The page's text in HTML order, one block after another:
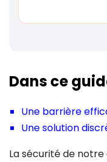
Dans ce
Une barrière
Une solution
La sécurité de